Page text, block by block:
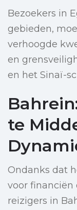
Bezoekers in
gebieden,
verhoogde
en
en het Sinaï-
te
Ondanks dat
voor financiën
reizigers in